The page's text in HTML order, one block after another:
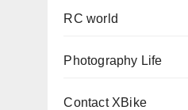
RC world
Photography Life
Contact XBike